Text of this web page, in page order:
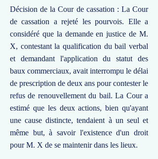
Décision de la Cour de cassation : La Cour
de cassation a rejeté les pourvois. Elle a
considéré que la demande en justice de M.
X, contestant la qualification du bail verbal
et demandant l'application du statut des
baux commerciaux, avait interrompu le délai
de prescription de deux ans pour contester le
refus de renouvellement du bail. La Cour a
estimé que les deux actions, bien qu'ayant
une cause distincte, tendaient à un seul et
même but, à savoir l'existence d'un droit
pour M. X de se maintenir dans les lieux.